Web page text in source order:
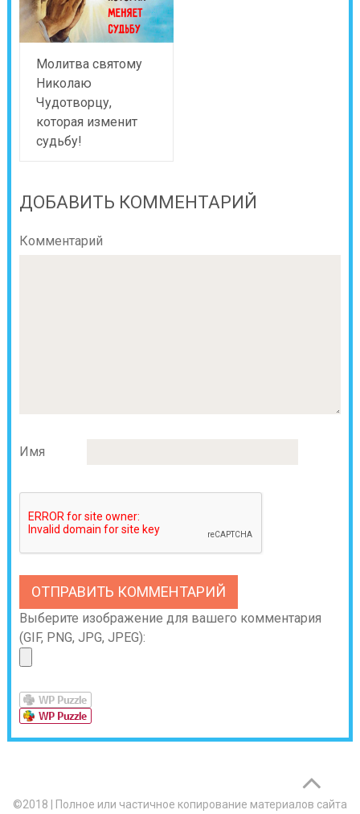
Молитва святому
Николаю
Чудотворцу,
которая изменит
судьбу!
ДОБАВИТЬ КОММЕНТАРИЙ
Комментарий
Имя
Выберите изображение для вашего комментария
(GIF, PNG, JPG, JPEG):
©2018 Полное или частичное копирование материалов сайта